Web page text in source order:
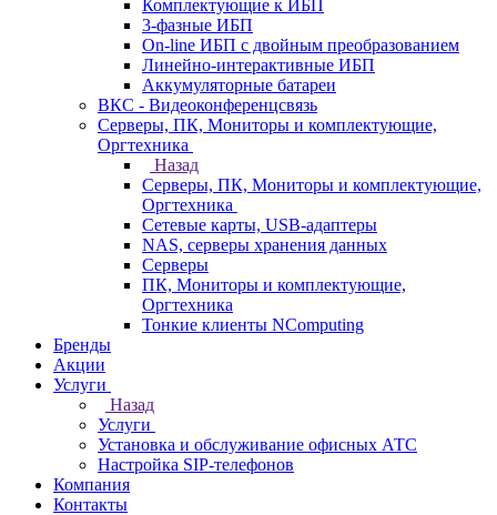
Комплектующие к ИБП
3-фазные ИБП
On-line ИБП с двойным преобразованием
Линейно-интерактивные ИБП
Аккумуляторные батареи
ВКС - Видеоконференцсвязь
Серверы, ПК, Мониторы и комплектующие,
Оргтехника
Назад
Серверы, ПК, Мониторы и комплектующие,
Оргтехника
Сетевые карты, USB-адаптеры
NAS, серверы хранения данных
Серверы
ПК, Мониторы и комплектующие,
Оргтехника
Тонкие клиенты NComputing
Бренды
Акции
Услуги
Назад
Услуги
Установка и обслуживание офисных АТС
Настройка SIP-телефонов
Компания
Контакты